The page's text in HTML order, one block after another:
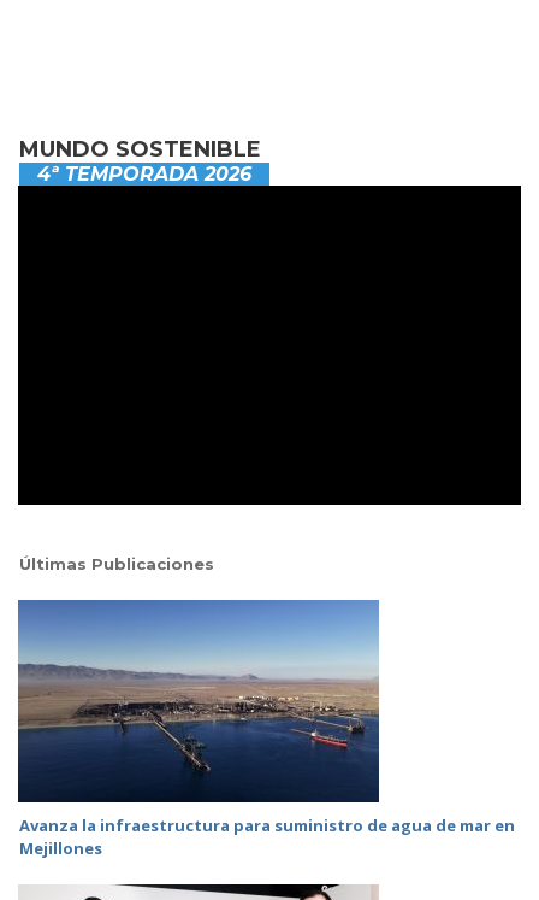
MUNDO SOSTENIBLE
4ª TEMPORADA 2026
Últimas Publicaciones
Avanza la infraestructura para suministro de agua de mar en
Mejillones